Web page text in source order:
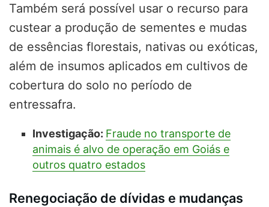
Também será possível usar o recurso para
custear a produção de sementes e mudas
de essências florestais, nativas ou exóticas,
além de insumos aplicados em cultivos de
cobertura do solo no período de
entressafra.
Investigação: Fraude no transporte de
animais é alvo de operação em Goiás e
outros quatro estados
Renegociação de dívidas e mudanças